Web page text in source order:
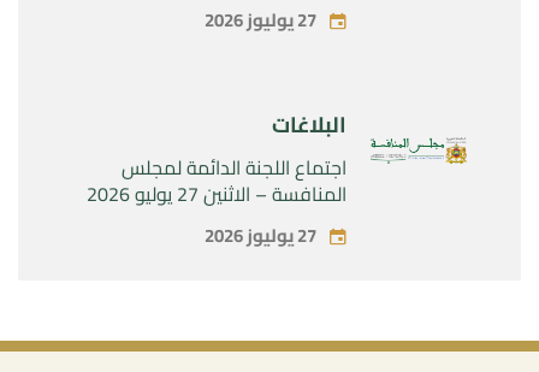
SAS »27 يوليوز 2026
البلاغات
اجتماع اللجنة الدائمة لمجلس
المنافسة – الاثنين 27 يوليو 2026
27 يوليوز 2026